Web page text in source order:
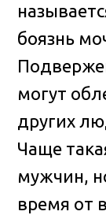
боязнь
могут
других
Чаще
мужчин,
время от